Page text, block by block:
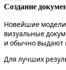
Создание
Новейшие
визуальные
и обычно выдают
Для лучших